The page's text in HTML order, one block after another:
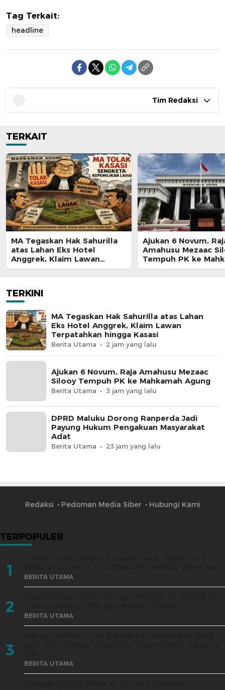
Tag Terkait:
headline
Tim Redaksi
TERKAIT
MA Tegaskan Hak Sahurilla
atas Lahan Eks Hotel
Anggrek, Klaim Lawan
Terpatahkan hingga Kasasi
Ajukan 6 Novum,
Amahusu Mezaac
Tempuh PK ke
Agung
TERKINI
MA Tegaskan Hak Sahurilla atas Lahan
Eks Hotel Anggrek, Klaim Lawan
Terpatahkan hingga Kasasi
Berita Utama 2 jam yang lalu
Ajukan 6 Novum, Raja Amahusu Mezaac
Silooy Tempuh PK ke Mahkamah Agung
Berita Utama 3 jam yang lalu
DPRD Maluku Dorong Ranperda Jadi
Payung Hukum Pengakuan Masyarakat
Adat
Berita Utama 23 jam yang lalu
Redaksi Pedoman Media Siber Hubungi Kami
TERPOPULER
1 BERITA UTAMA
2 BERITA UTAMA
3
BERITA UTAMA